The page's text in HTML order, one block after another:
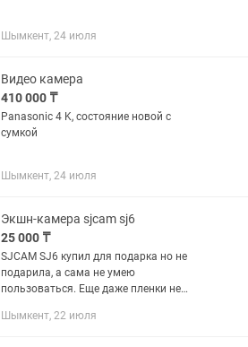
Шымкент, 24 июля
Видео камера
410 000 ₸
Panasonic 4 K, состояние новой с
сумкой
Шымкент, 24 июля
Экшн-камера sjcam sj6
25 000 ₸
SJCAM SJ6 купил для подарка но не
подарила, а сама не умею
пользоваться. Еще даже пленки не
Шымкент, 22 июля